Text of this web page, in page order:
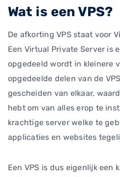
Wat is een VPS?
De afkorting VPS staat voor
Een Virtual Private Server is
opgedeeld wordt in kleinere
opgedeelde delen van de
gescheiden van elkaar,
hebt om van alles erop te
krachtige server welke te
applicaties en websites
Een VPS is dus eigenlijk een